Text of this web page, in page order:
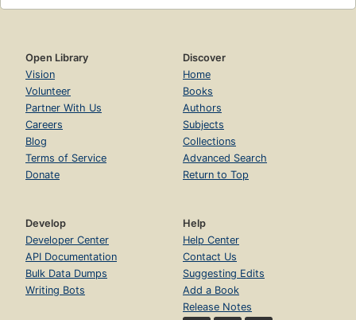
Open Library
Vision
Volunteer
Partner With Us
Careers
Blog
Terms of Service
Donate
Discover
Home
Books
Authors
Subjects
Collections
Advanced Search
Return to Top
Develop
Developer Center
API Documentation
Bulk Data Dumps
Writing Bots
Help
Help Center
Contact Us
Suggesting Edits
Add a Book
Release Notes